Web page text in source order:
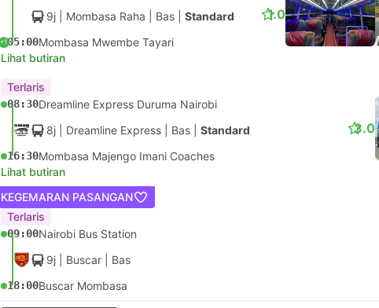
9j | Mombasa Raha Bas Standard
+105:00Mombasa Mwembe Tayari
1.0
Lihat butiran
Terlaris
08:30Dreamline Express Duruma Nairobi
8j | Dreamline Express Bas Standard
16:30Mombasa Majengo Imani Coaches
3.0
Lihat butiran
KEGEMARAN PASANGAN
Terlaris
09:00Nairobi Bus Station
9j | Buscar Bas
18:00Buscar Mombasa